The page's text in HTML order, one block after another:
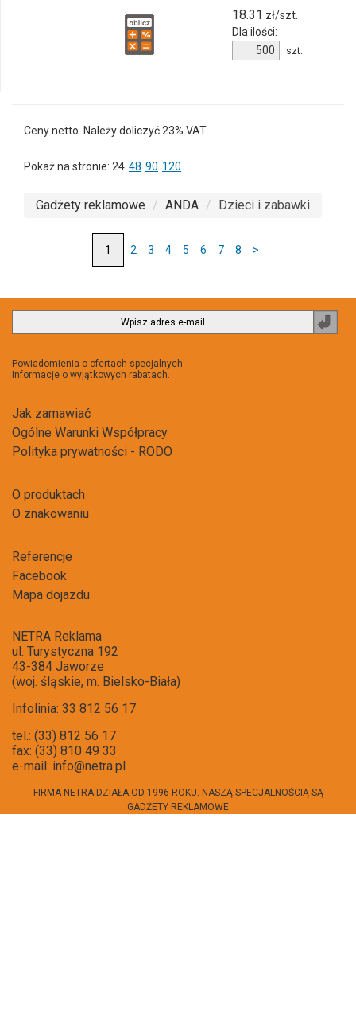
18.31 zł/szt.
Dla ilości:
produktu
szt.
Ceny netto. Należy doliczyć 23% VAT.
Pokaż na stronie: 24 48 90 120
Gadżety reklamowe ANDA Dzieci i zabawki
2 3 4 5 6 7 8 >
Powiadomienia o ofertach specjalnych.
Informacje o wyjątkowych rabatach.
Jak zamawiać
Ogólne Warunki Współpracy
Polityka prywatności - RODO
O produktach
O znakowaniu
Referencje
Facebook
Mapa dojazdu
NETRA Reklama
ul. Turystyczna 192
43-384 Jaworze
(woj. śląskie, m. Bielsko-Biała)
Infolinia: 33 812 56 17
tel.: (33) 812 56 17
fax: (33) 810 49 33
e-mail: info@netra.pl
FIRMA NETRA DZIAŁA OD 1996 ROKU. NASZĄ SPECJALNOŚCIĄ SĄ
GADŻETY REKLAMOWE